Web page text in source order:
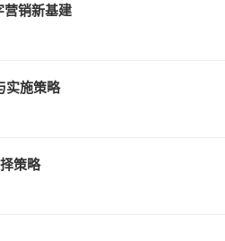
营销新基建
实施策略
策略